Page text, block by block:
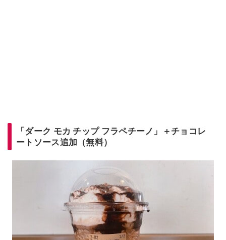
「ダーク モカ チップ フラペチーノ」＋チョコレ
ートソース追加（無料）